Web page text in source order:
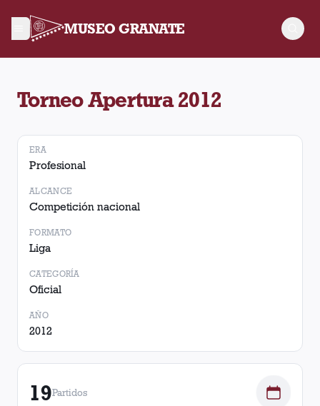
MUSEO GRANATE
Torneo Apertura 2012
ERA
Profesional
ALCANCE
Competición nacional
FORMATO
Liga
CATEGORÍA
Oficial
AÑO
2012
19Partidos